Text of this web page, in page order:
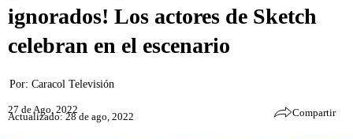
ignorados! Los actores de Sketch
celebran en el escenario
Por: Caracol Televisión
27 de Ago, 2022
Actualizado: 28 de ago, 2022 Compartir